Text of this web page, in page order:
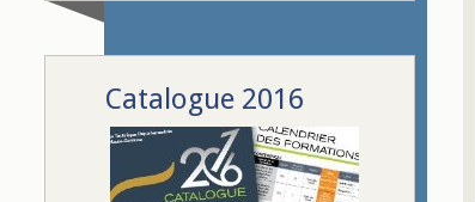
Catalogue 2016